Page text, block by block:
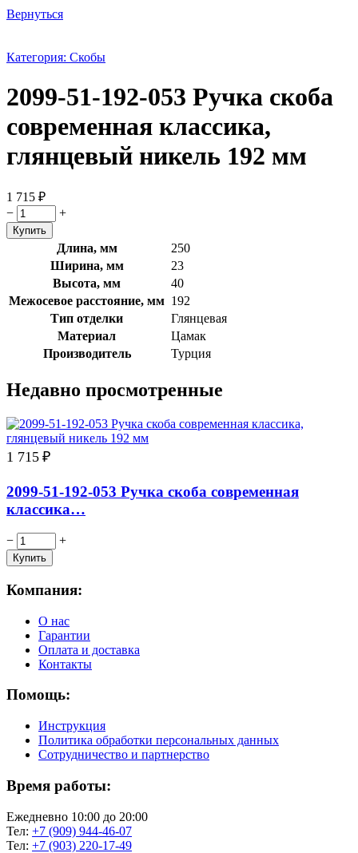
Вернуться
Категория: Скобы
2099-51-192-053 Ручка скоба
современная классика,
глянцевый никель 192 мм
1 715 ₽
−
+
Длина, мм
250
Ширина, мм
23
Высота, мм
40
Межосевое расстояние, мм 192
Тип отделки
Глянцевая
Материал
Цамак
Производитель
Турция
Недавно просмотренные
1 715 ₽
2099-51-192-053 Ручка скоба современная
классика…
− +
Компания:
О нас
Гарантии
Оплата и доставка
Контакты
Помощь:
Инструкция
Политика обработки персональных данных
Сотрудничество и партнерство
Время работы:
Ежедневно 10:00 до 20:00
Тел: +7 (909) 944-46-07
Тел: +7 (903) 220-17-49